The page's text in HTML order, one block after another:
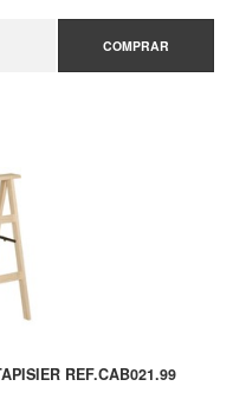
COMPRAR
REF.CAB021.99